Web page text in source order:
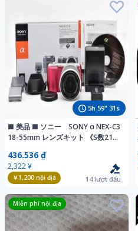
5h 59" 29 s
■ 美品 ■ ソニー SONY α NEX-C3
18-55mm レンズキット 《S数2101
F6R
436.536 ₫
2,322 ¥
￥1,200nội địa 14lượt đấu
Miễn phí nội địa